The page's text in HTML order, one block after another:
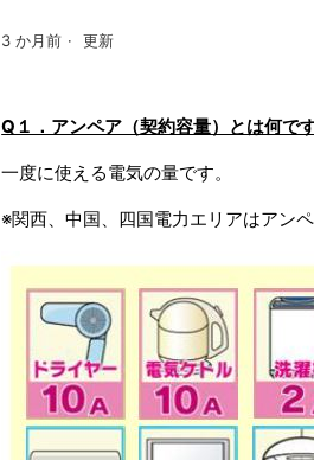
3 か月前 更新
Q１．アンペア（契約容量）とは何で
一度に使える電気の量です。
※関西、中国、四国電力エリアはアン